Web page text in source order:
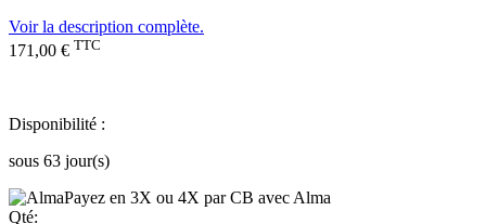
Voir la description complète.
171,00 € TTC
Disponibilité :
sous 63 jour(s)
Payez en 3X ou 4X par CB avec Alma
Qté: